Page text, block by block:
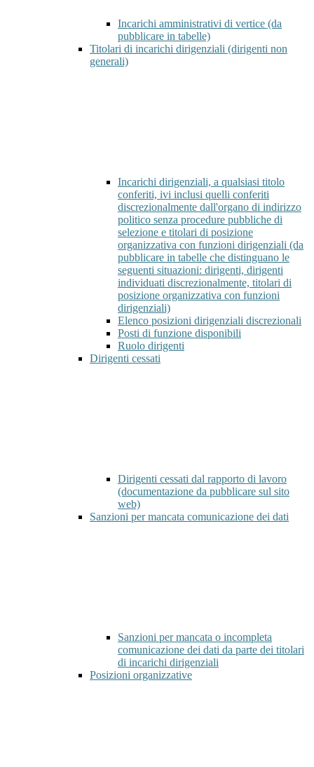
Incarichi amministrativi di vertice (da
pubblicare in tabelle)
Titolari di incarichi dirigenziali (dirigenti non
generali)
Incarichi dirigenziali, a qualsiasi titolo
conferiti, ivi inclusi quelli conferiti
discrezionalmente dall'organo di indirizzo
politico senza procedure pubbliche di
selezione e titolari di posizione
organizzativa con funzioni dirigenziali (da
pubblicare in tabelle che distinguano le
seguenti situazioni: dirigenti, dirigenti
individuati discrezionalmente, titolari di
posizione organizzativa con funzioni
dirigenziali)
Elenco posizioni dirigenziali discrezionali
Posti di funzione disponibili
Ruolo dirigenti
Dirigenti cessati
Dirigenti cessati dal rapporto di lavoro
(documentazione da pubblicare sul sito
web)
Sanzioni per mancata comunicazione dei dati
Sanzioni per mancata o incompleta
comunicazione dei dati da parte dei titolari
di incarichi dirigenziali
Posizioni organizzative